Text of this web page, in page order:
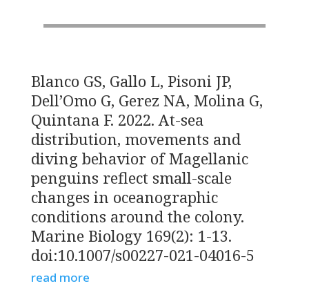
Blanco GS, Gallo L, Pisoni JP,
Dell’Omo G, Gerez NA, Molina G,
Quintana F. 2022. At-sea
distribution, movements and
diving behavior of Magellanic
penguins reflect small-scale
changes in oceanographic
conditions around the colony.
Marine Biology 169(2): 1-13.
doi:10.1007/s00227-021-04016-5
read more